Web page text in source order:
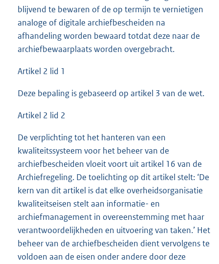
blijvend te bewaren of de op termijn te vernietigen
analoge of digitale archiefbescheiden na
afhandeling worden bewaard totdat deze naar de
archiefbewaarplaats worden overgebracht.
Artikel 2 lid 1
Deze bepaling is gebaseerd op artikel 3 van de wet.
Artikel 2 lid 2
De verplichting tot het hanteren van een
kwaliteitssysteem voor het beheer van de
archiefbescheiden vloeit voort uit artikel 16 van de
Archiefregeling. De toelichting op dit artikel stelt: ‘De
kern van dit artikel is dat elke overheidsorganisatie
kwaliteitseisen stelt aan informatie- en
archiefmanagement in overeenstemming met haar
verantwoordelijkheden en uitvoering van taken.’ Het
beheer van de archiefbescheiden dient vervolgens te
voldoen aan de eisen onder andere door deze